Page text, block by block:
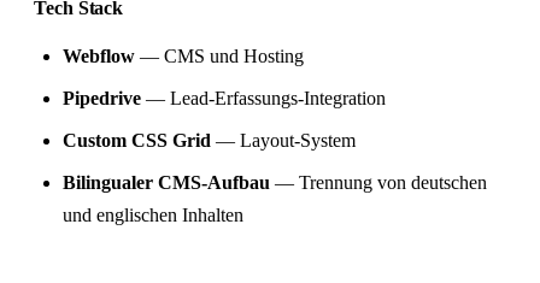
Tech Stack
Webflow — CMS und Hosting
Pipedrive — Lead-Erfassungs-Integration
Custom CSS Grid — Layout-System
Bilingualer CMS-Aufbau — Trennung von deutschen
und englischen Inhalten